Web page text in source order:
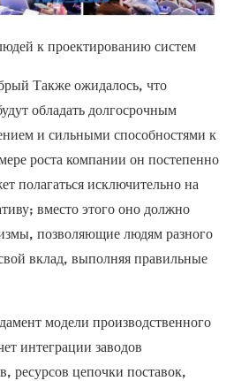
к проектированию систем
Также ожидалось, что
обладать долгосрочным
и сильными способностями к
роста компании он постепенно
полагаться исключительно на
вместо этого оно должно
позволяющие людям разного
вклад, выполняя правильные
модели производственного
интеграции заводов
ресурсов цепочки поставок,